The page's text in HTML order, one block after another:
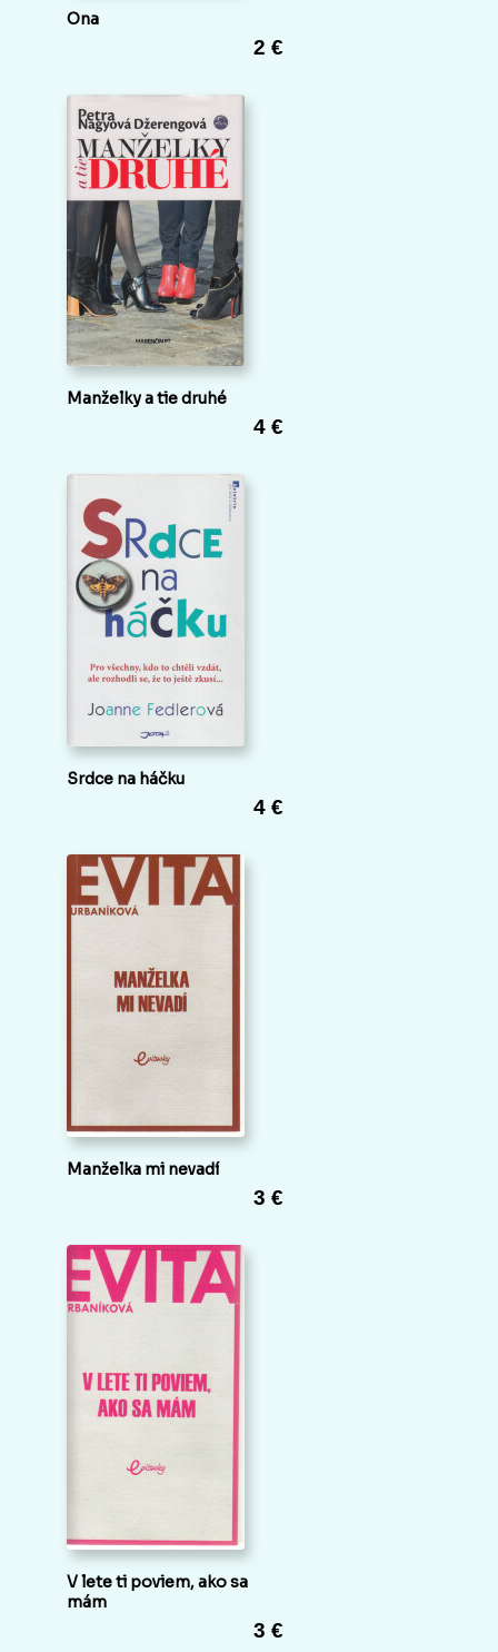
Ona
2 €
Manželky a tie druhé
4 €
Srdce na háčku
4 €
Manželka mi nevadí
3 €
V lete ti poviem, ako sa
mám
3 €